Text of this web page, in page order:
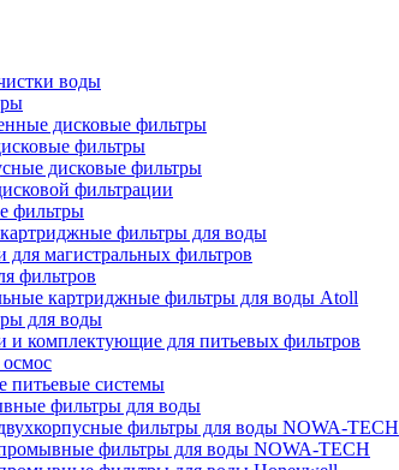
воды
дисковые фильтры
фильтры
дисковые фильтры
фильтрации
фильтры
фильтры для воды
для магистральных фильтров
фильтров
картриджные фильтры для воды Atoll
для воды
и комплектующие для питьевых фильтров
питьевые системы
фильтры для воды
фильтры для воды NOWA-TECH
фильтры для воды NOWA-TECH